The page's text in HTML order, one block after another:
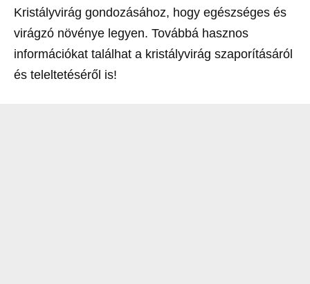
Kristályvirág gondozásához, hogy egészséges és
virágzó növénye legyen. Továbbá hasznos
információkat találhat a kristályvirág szaporításáról
és teleltetéséről is!